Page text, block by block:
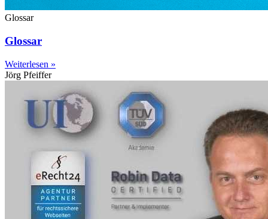
Glossar
Glossar
Weiterlesen »
Jörg Pfeiffer